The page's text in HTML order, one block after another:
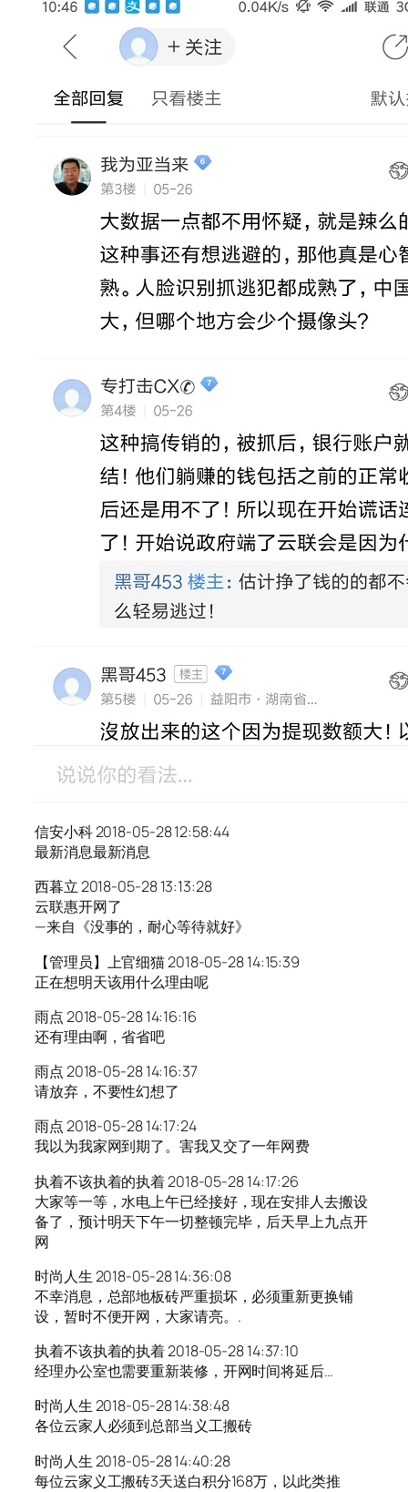
信安小科 2018-05-28 12:58:44
最新消息最新消息
西暮立 2018-05-28 13:13:28
云联惠开网了
—来自《没事的，耐心等待就好》
【管理员】上官细猫 2018-05-28 14:15:39
正在想明天该用什么理由呢
雨点 2018-05-28 14:16:16
还有理由啊，省省吧
雨点 2018-05-28 14:16:37
请放弃，不要性幻想了
雨点 2018-05-28 14:17:24
我以为我家网到期了。害我又交了一年网费
执着不该执着的执着 2018-05-28 14:17:26
大家等一等，水电上午已经接好，现在安排人去搬设
备了，预计明天下午一切整顿完毕，后天早上九点开
网
时尚人生 2018-05-28 14:36:08
不幸消息，总部地板砖严重损坏，必须重新更换铺
设，暂时不便开网，大家请亮。.
执着不该执着的执着 2018-05-28 14:37:10
经理办公室也需要重新装修，开网时间将延后…
时尚人生 2018-05-28 14:38:48
各位云家人必须到总部当义工搬砖
时尚人生 2018-05-28 14:40:28
每位云家义工搬砖3天送白积分168万，以此类推